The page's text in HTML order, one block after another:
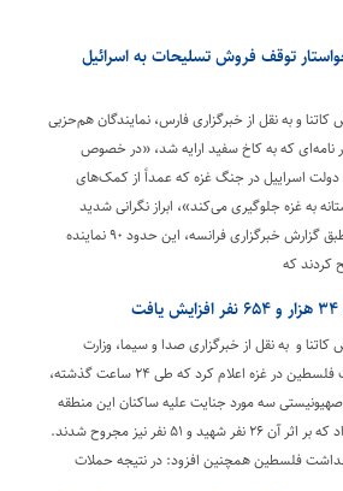
خواستار توقف فروش تسلیحات به اسرائیل
کاتنا و به نقل از خبرگزاری فارس، نمایندگان هم‌حزبی
نامه‌ای که به کاخ سفید ارایه شد، «در خصوص
دولت اسراییل در جنگ غزه که عمداً از کمک‌های
به غزه جلوگیری می‌کند»، ابراز نگرانی شدید
کردند.طبق گزارش خبرگزاری فرانسه، این حدود ۹۰ نماینده
کردند که
کاتنا و به نقل از خبرگزاری صدا و سیما، وزارت
بهداشت فلسطین در غزه اعلام کرد که طی ۲۴ ساعت گذشته،
سه مورد جنایت علیه ساکنان این منطقه
انجام داد که بر اثر آن ۲۶ نفر شهید و ۵۱ نفر نیز مجروح شدند.
فلسطین همچنین افزود: در نتیجه حملات